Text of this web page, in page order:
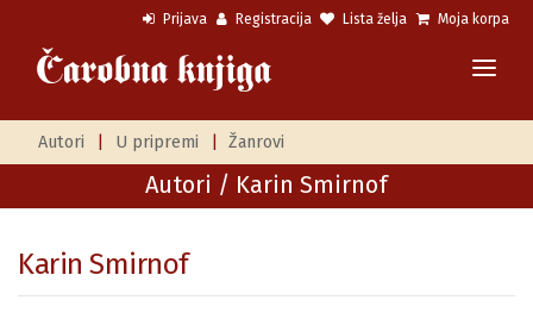
Prijava Registracija Lista želja Moja korpa
Autori U pripremi Žanrovi
Autori / Karin Smirnof
Karin Smirnof